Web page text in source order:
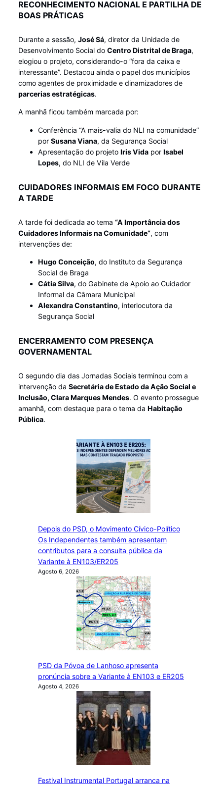
RECONHECIMENTO NACIONAL E PARTILHA DE
BOAS PRÁTICAS
Durante a sessão, José Sá, diretor da Unidade de
Desenvolvimento Social do Centro Distrital de Braga,
elogiou o projeto, considerando-o “fora da caixa e
interessante”. Destacou ainda o papel dos municípios
como agentes de proximidade e dinamizadores de
parcerias estratégicas.
A manhã ficou também marcada por:
Conferência “A mais-valia do NLI na comunidade”
por Susana Viana, da Segurança Social
Apresentação do projeto Iris Vidapor Isabel
Lopes, do NLI de Vila Verde
CUIDADORES INFORMAIS EM FOCO DURANTE
A TARDE
A tarde foi dedicada ao tema “A Importância dos
Cuidadores Informais na Comunidade”, com
intervenções de:
Hugo Conceição, do Instituto da Segurança
Social de Braga
Cátia Silva, do Gabinete de Apoio ao Cuidador
Informal da Câmara Municipal
Alexandra Constantino, interlocutora da
Segurança Social
ENCERRAMENTO COM PRESENÇA
GOVERNAMENTAL
O segundo dia das Jornadas Sociais terminou com a
intervenção da Secretária de Estado da Ação Social e
Inclusão, Clara Marques Mendes. O evento prossegue
amanhã, com destaque para o tema da Habitação
Pública.
Depois do PSD, o Movimento Cívico-Político
Os Independentes também apresentam
contributos para a consulta pública da
Variante à EN103/ER205
Agosto 6, 2026
PSD da Póvoa de Lanhoso apresenta
pronúncia sobre a Variante à EN103 e ER205
Agosto 4, 2026
Festival Instrumental Portugal arranca na